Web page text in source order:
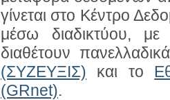
γίνεται στο Κέντρο
μέσω διαδικτύου,
διαθέτουν
(ΣΥΖΕΥΞΙΣ) και το
(GRnet).